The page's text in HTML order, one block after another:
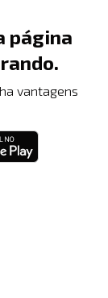
página
vantagens